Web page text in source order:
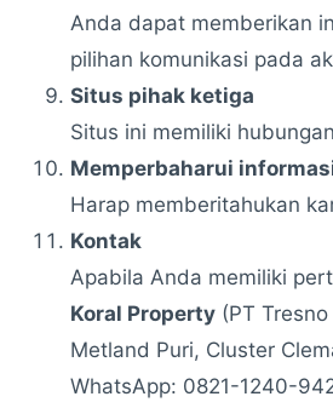
Anda dapat memberikan
pilihan komunikasi pada
Situs pihak ketiga
Situs ini memiliki
Memperbaharui
Harap memberitahukan
Kontak
Apabila Anda memiliki
Koral Property (PT
Metland Puri, Cluster
WhatsApp: 0821-1240-